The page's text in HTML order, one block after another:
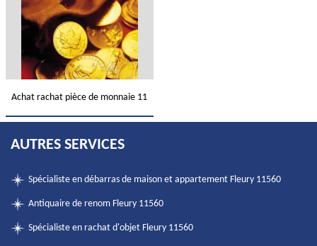
Achat rachat pièce de monnaie 11
AUTRES SERVICES
Spécialiste en débarras de maison et appartement Fleury 11560
Antiquaire de renom Fleury 11560
Spécialiste en rachat d'objet Fleury 11560